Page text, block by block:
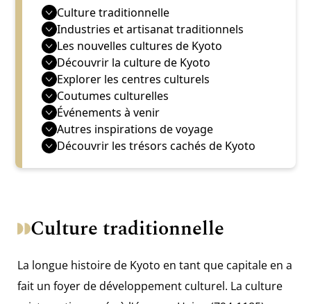
Culture traditionnelle
Industries et artisanat traditionnels
Les nouvelles cultures de Kyoto
Découvrir la culture de Kyoto
Explorer les centres culturels
Coutumes culturelles
Événements à venir
Autres inspirations de voyage
Découvrir les trésors cachés de Kyoto
Culture traditionnelle
La longue histoire de Kyoto en tant que capitale en a
fait un foyer de développement culturel. La culture